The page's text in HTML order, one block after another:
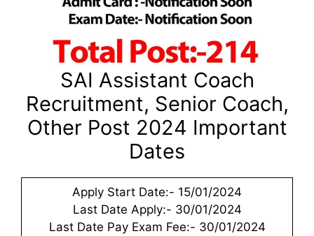
SAI Assistant Coach
Recruitment, Senior Coach,
Other Post 2024 Important
Dates
Apply Start Date:- 15/01/2024
Last Date Apply:- 30/01/2024
Last Date Pay Exam Fee:- 30/01/2024